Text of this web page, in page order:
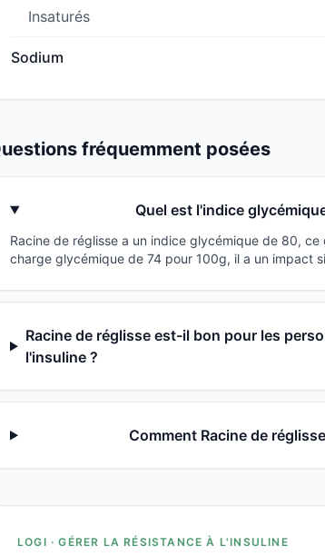
Insaturés
Sodium
fréquemment posées
Quel est l'indice
Racine de réglisse a un indice glycémique de 80,
charge glycémique de 74 pour 100g, il a un impact
Racine de réglisse est-il bon pour les
l'insuline ?
Comment Racine de
LOGI · GÉRER LA RÉSISTANCE À L'INSULINE